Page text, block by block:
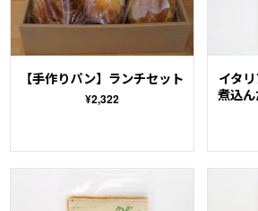
【手作りパン】ランチセット
¥2,322
イタ
煮込